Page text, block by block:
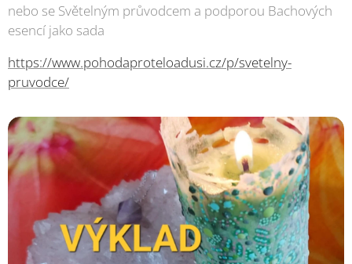
nebo se Světelným průvodcem a podporou Bachových
esencí jako sada
https://www.pohodaproteloadusi.cz/p/svetelny-
pruvodce/